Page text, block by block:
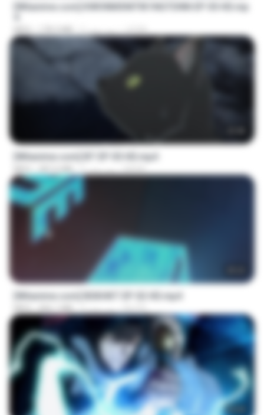
[Witanime.com] KWONMSNITIK1NGTDNN EP 05 HD.mp
MP4 178.3 MB 5 روز پیش JUVIA
[Witanime.com] BT EP 05 HD.mp4
MP4 287.6 MB 5 روز پیش BAXK
[Witanime.com] BSKHKT EP 02 HD.mp4
MP4 406.1 MB 4 روز پیش BLITR